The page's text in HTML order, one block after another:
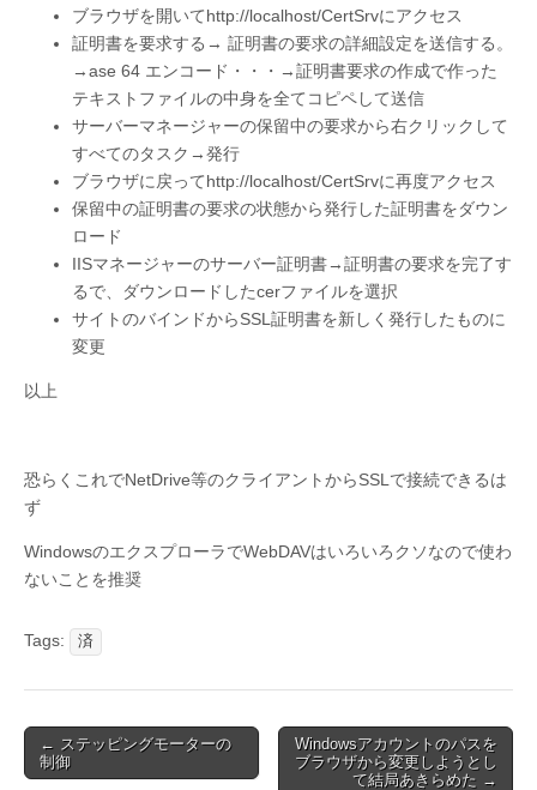
ブラウザを開いてhttp://localhost/CertSrvにアクセス
証明書を要求する→ 証明書の要求の詳細設定を送信する。
→ase 64 エンコード・・・→証明書要求の作成で作った
テキストファイルの中身を全てコピペして送信
サーバーマネージャーの保留中の要求から右クリックして
すべてのタスク→発行
ブラウザに戻ってhttp://localhost/CertSrvに再度アクセス
保留中の証明書の要求の状態から発行した証明書をダウン
ロード
IISマネージャーのサーバー証明書→証明書の要求を完了す
るで、ダウンロードしたcerファイルを選択
サイトのバインドからSSL証明書を新しく発行したものに
変更
以上
恐らくこれでNetDrive等のクライアントからSSLで接続できるは
ず
WindowsのエクスプローラでWebDAVはいろいろクソなので使わ
ないことを推奨
Tags: 済
Post
navigation
← ステッピングモーターの
制御
Windowsアカウントのパスを
ブラウザから変更しようとし
て結局あきらめた →